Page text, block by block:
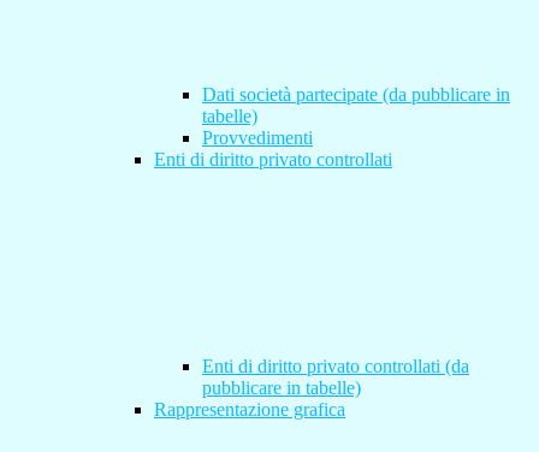
Dati società partecipate (da pubblicare in
tabelle)
Provvedimenti
Enti di diritto privato controllati
Enti di diritto privato controllati (da
pubblicare in tabelle)
Rappresentazione grafica